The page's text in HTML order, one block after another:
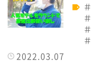
2022.03.07